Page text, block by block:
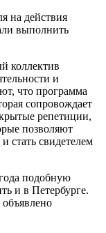
на действия
выполнить
коллектив
и
что программа
сопровождает
репетиции,
позволяют
стать свидетелем
подобную
и в Петербурге.
объявлено